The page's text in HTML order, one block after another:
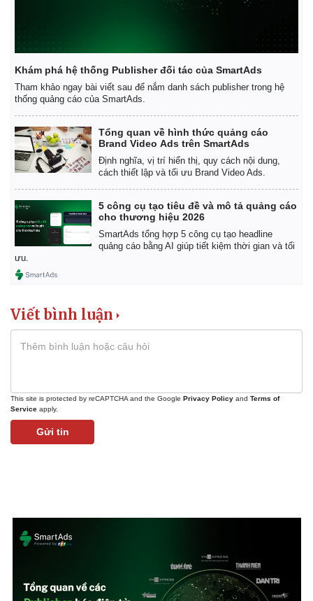
Kinh tế
Bất động sản
Tiêu dùng
Tỷ giá
Chứng khoán
Khám phá hệ thống Publisher đối tác của SmartAds
Tham khảo ngay bài viết sau để nắm danh sách publisher trong hệ
thống quảng cáo của SmartAds.
Tổng quan về hình thức quảng cáo
Brand Video Ads trên SmartAds
Định nghĩa, vị trí hiển thị, quy cách nội dung,
cách thiết lập và tối ưu Brand Video Ads.
5 công cụ tạo tiêu đề và mô tả quảng cáo
cho thương hiệu 2026
SmartAds tổng hợp 5 công cụ tạo headline
quảng cáo bằng AI giúp tiết kiệm thời gian và tối
ưu.
Viết bình luận
This site is protected by reCAPTCHA and the Google Privacy Policy and Terms of
Service apply.
Gửi tin